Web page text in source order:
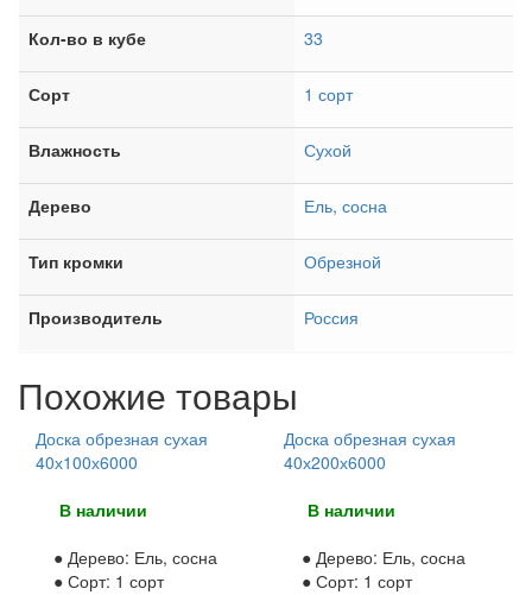
Кол-во в кубе 33
Сорт 1 сорт
Влажность Сухой
Дерево Ель, сосна
Тип кромки Обрезной
Производитель Россия
Похожие товары
Доска обрезная сухая
40х100х6000
В наличии
● Дерево: Ель, сосна
● Сорт: 1 сорт
Доска обрезная сухая
40х200х6000
В наличии
● Дерево: Ель, сосна
● Сорт: 1 сорт